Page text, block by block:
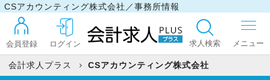
CSアカウンティング株式会社／事務所情報
会員登録 ログイン 求人検索
会計求人プラス CSアカウンティング株式会社